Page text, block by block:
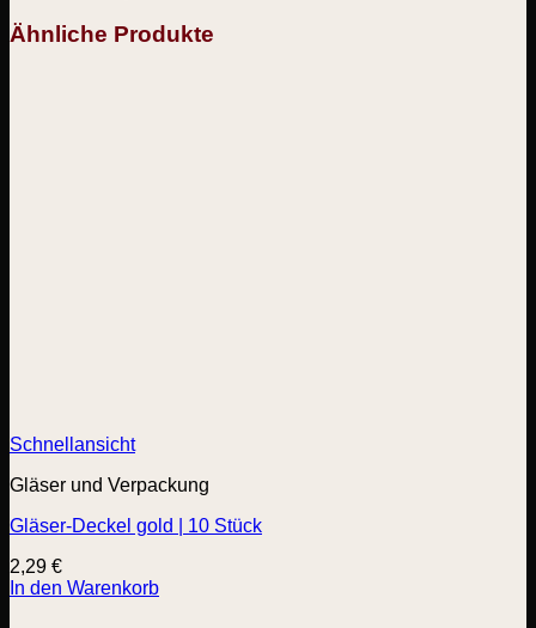
Ähnliche Produkte
Schnellansicht
Gläser und Verpackung
Gläser-Deckel gold | 10 Stück
2,29 €
In den Warenkorb